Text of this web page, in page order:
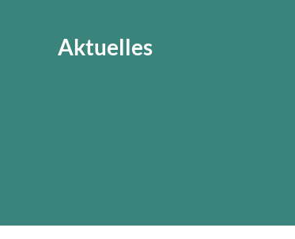
Aktuelles